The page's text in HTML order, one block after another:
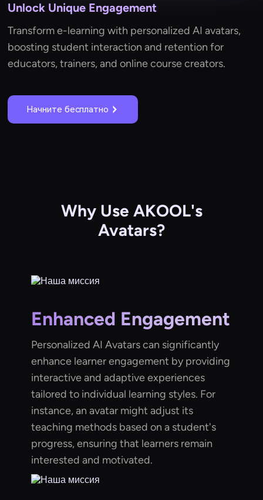
Unlock Unique Engagement
Transform e-learning with personalized AI avatars,
boosting student interaction and retention for
educators, trainers, and online course creators.
Начните бесплатно
Why Use AKOOL's
Avatars?
Enhanced Engagement
Personalized AI Avatars can significantly
enhance learner engagement by providing
interactive and adaptive experiences
tailored to individual learning styles. For
instance, an avatar might adjust its
teaching methods based on a student's
progress, ensuring that learners remain
interested and motivated.